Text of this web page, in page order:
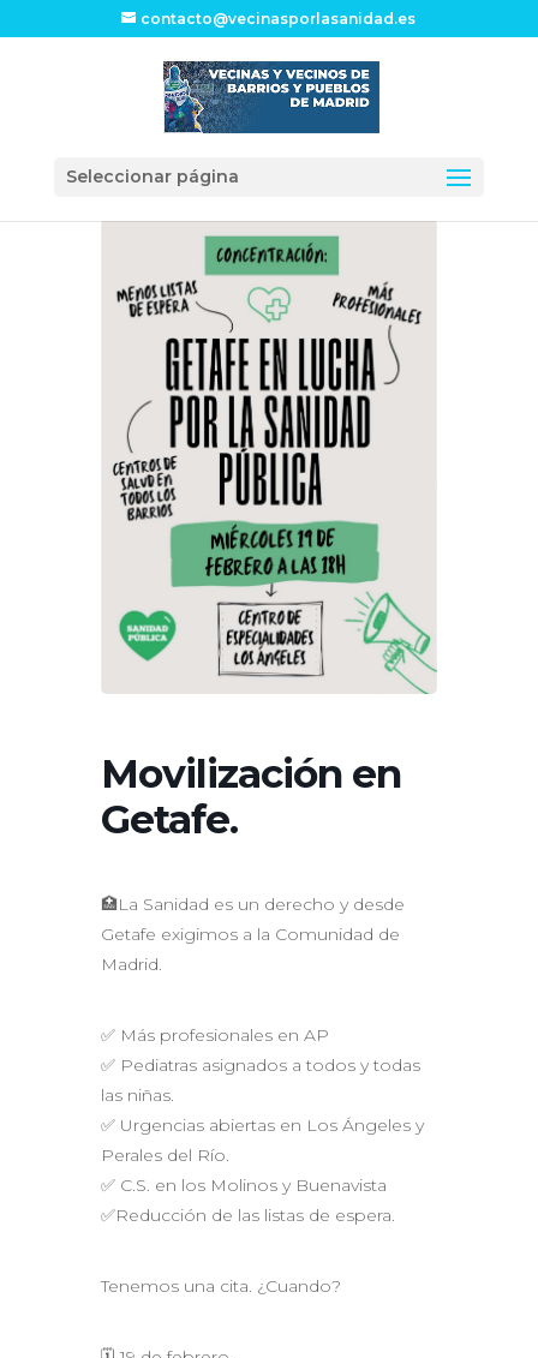
contacto@vecinasporlasanidad.es
Seleccionar página
Movilización en
Getafe.
🏥La Sanidad es un derecho y desde
Getafe exigimos a la Comunidad de
Madrid.
✅ Más profesionales en AP
✅ Pediatras asignados a todos y todas
las niñas.
✅ Urgencias abiertas en Los Ángeles y
Perales del Río.
✅ C.S. en los Molinos y Buenavista
✅Reducción de las listas de espera.
Tenemos una cita. ¿Cuando?